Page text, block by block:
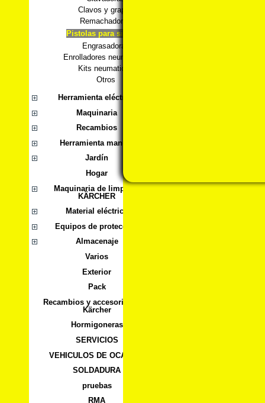
Clavos y grapas
Remachadoras
Pistolas para silicona
Engrasadoras
Enrolladores neumáticos
Kits neumaticos
Otros
Herramienta eléctrica
Maquinaria
Recambios
Herramienta manual
Jardín
Hogar
Maquinaria de limpieza
KÄRCHER
Material eléctrico
Equipos de protección
Almacenaje
Varios
Exterior
Pack
Recambios y accesorios para
Kärcher
Hormigoneras
SERVICIOS
VEHICULOS DE OCASION
SOLDADURA
pruebas
RMA